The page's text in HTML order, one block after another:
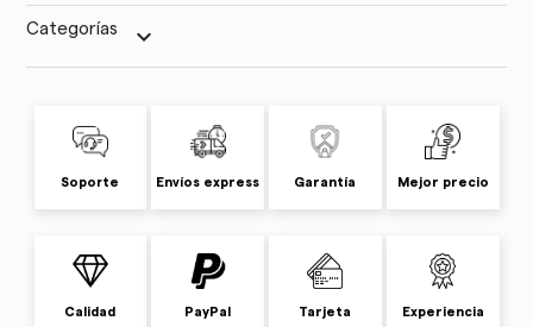
Categorías keyboard_arrow_down
Soporte Envíos express Garantía Mejor precio
Calidad PayPal Tarjeta Experiencia